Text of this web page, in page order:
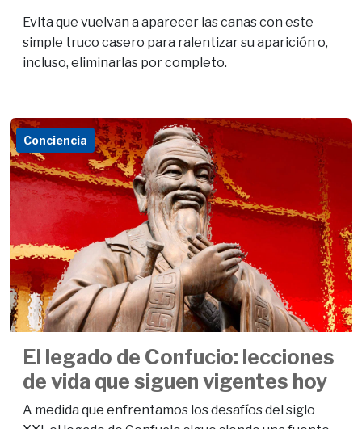
Evita que vuelvan a aparecer las canas con este
simple truco casero para ralentizar su aparición o,
incluso, eliminarlas por completo.
Conciencia
El legado de Confucio: lecciones
de vida que siguen vigentes hoy
A medida que enfrentamos los desafíos del siglo